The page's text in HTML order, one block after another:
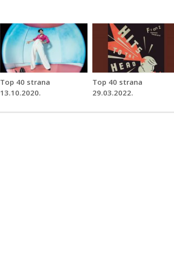
Top 40 strana
13.10.2020.
Top 40 strana
29.03.2022.